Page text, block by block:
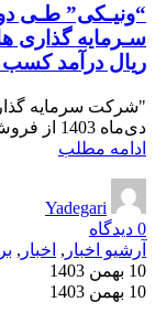
ریال درآمد کسب
"شرکت سرمایه
دی‌ماه 1403 از فروش سرمایه­ گذاری­های خود مبلغی معاد...
ادامه مطلب
Yadegari
0 دیدگاه
آرشیو اخبار , اخبار ,
10 بهمن 1403
10 بهمن 1403